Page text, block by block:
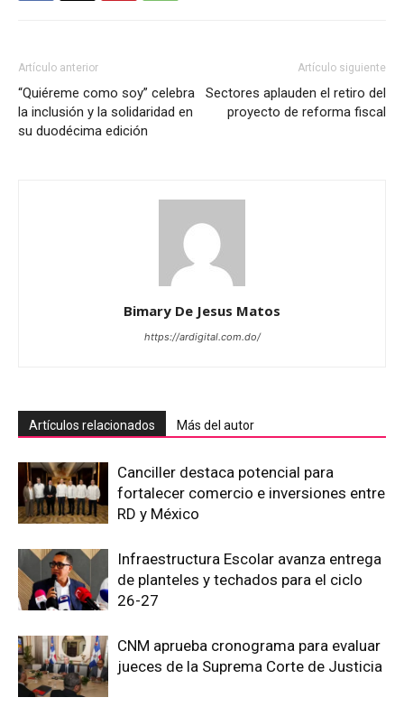
Artículo anterior
“Quiéreme como soy” celebra
la inclusión y la solidaridad en
su duodécima edición
Artículo siguiente
Sectores aplauden el retiro del
proyecto de reforma fiscal
Bimary De Jesus Matos
https://ardigital.com.do/
Artículos relacionados Más del autor
Canciller destaca potencial para
fortalecer comercio e inversiones entre
RD y México
Infraestructura Escolar avanza entrega
de planteles y techados para el ciclo
26-27
CNM aprueba cronograma para evaluar
jueces de la Suprema Corte de Justicia